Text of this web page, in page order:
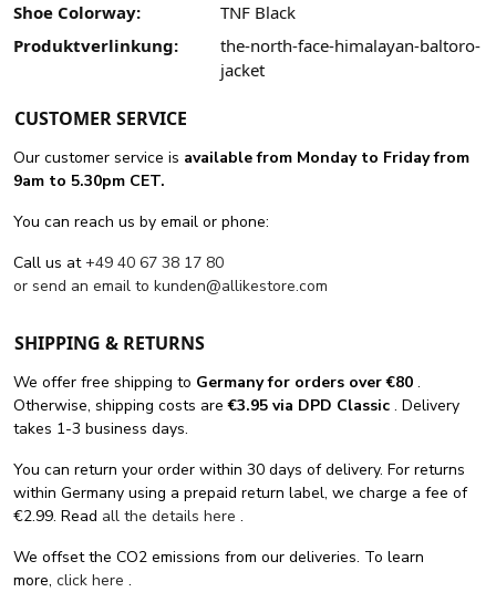
Shoe Colorway:
TNF Black
Produktverlinkung:
the-north-face-himalayan-baltoro-
jacket
CUSTOMER SERVICE
Our customer service is available from Monday to Friday from
9am to 5.30pm CET.
You can reach us by email or phone:
Call us at+49 40 67 38 17 80
or send an email to kunden@allikestore.com
SHIPPING & RETURNS
We offer free shipping to Germany for orders over €80 .
Otherwise, shipping costs are€3.95 via DPD Classic . Delivery
takes 1-3 business days.
You can return your order within 30 days of delivery. For returns
within Germany using a prepaid return label, we charge a fee of
€2.99. Read all the details here .
We offset the CO2 emissions from our deliveries. To learn
more, click here .